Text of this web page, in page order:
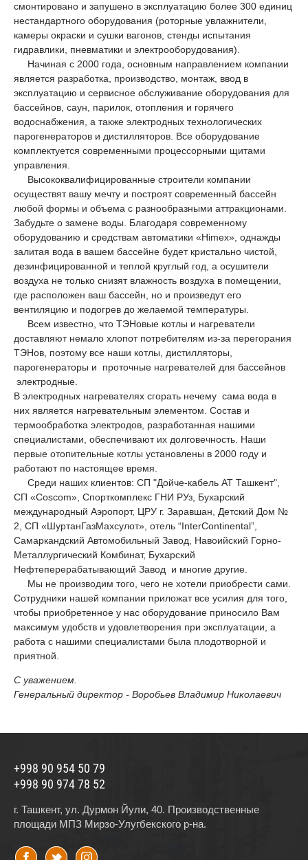
смонтировано и запушено в эксплуатацию более 300 единиц
нестандартного оборудования (роторные увлажнители,
камеры окраски и сушки вагонов, стенды испытания
гидравлики, пневматики и электрооборудования).
Начиная с 2000 года, основным направлением компании
является разработка, производство, монтаж, ввод в
эксплуатацию и сервисное обслуживание оборудования для
бассейнов, саун, парилок, отопления и горячего
водоснабжения, а также электродных технологических
парогенераторов и дистилляторов. Все оборудование
комплектуется современными процессорными щитами
управления.
Высококвалифицированные строители компании
осуществят вашу мечту и построят современный бассейн
любой формы и объема с разнообразными аттракционами.
Забудьте о замене воды. Благодаря современному
оборудованию и средствам автоматики «Himex», однажды
залитая вода в вашем бассейне будет кристально чистой,
дезинфицированной и теплой круглый год, а осушители
воздуха не только снизят влажность воздуха в помещении,
где расположен ваш бассейн, но и произведут его
вентиляцию и подогрев до желаемой температуры.
Всем известно, что ТЭНовые котлы и нагреватели
доставляют немало хлопот потребителям из-за перегорания
ТЭНов, поэтому все наши котлы, дистилляторы,
парогенераторы и проточные нагревателей для бассейнов
электродные.
В электродных нагревателях сгорать нечему сама вода в
них является нагревательным элементом. Состав и
термообработка электродов, разработанная нашими
специалистами, обеспечивают их долговечность. Наши
первые отопительные котлы установлены в 2000 году и
работают по настоящее время.
Среди наших клиентов: СП "Дойче-кабель АТ Ташкент",
СП «Coscom», Спорткомплекс ГНИ РУз, Бухарский
международный Аэропорт, ЦРУ г. Заравшан, Детский Дом №
2, СП «ШуртанГазМахсулот», отель “InterContinental”,
Самаркандский Автомобильный Завод, Навоийский Горно-
Металлургический Комбинат, Бухарский
Нефтеперерабатывающий Завод и многие другие.
Мы не производим того, чего не хотели приобрести сами.
Сотрудники нашей компании приложат все усилия для того,
чтобы приобретенное у нас оборудование приносило Вам
максимум удобств и удовлетворения при эксплуатации, а
работа с нашими специалистами была плодотворной и
приятной.
С уважением.
Генеральный директор - Воробьев Владимир Николаевич
+998 90 954 50 79
+998 90 974 78 52
г. Ташкент, ул. Дурмон Йули, 40. Производственные
площади МПЗ Мирзо-Улугбекского р-на.